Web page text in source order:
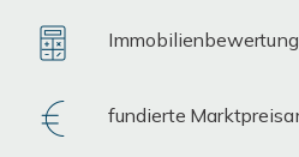
Immobilienbewertung
fundierte